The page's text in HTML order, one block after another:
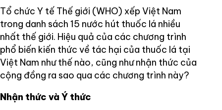
Tổ chức Y tế Thế giới (WHO) xếp Việt Nam
trong danh sách 15 nước hút thuốc lá nhiều
nhất thế giới. Hiệu quả của các chương trình
phổ biến kiến thức về tác hại của thuốc lá tại
Việt Nam như thế nào, cũng như nhận thức của
cộng đồng ra sao qua các chương trình này?
Nhận thức và Ý thức